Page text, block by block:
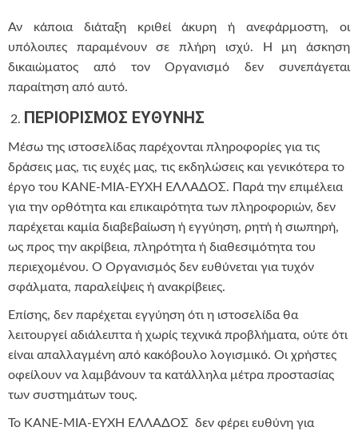
Αν κάποια διάταξη κριθεί άκυρη ή ανεφάρμοστη, οι
υπόλοιπες παραμένουν σε πλήρη ισχύ. Η μη άσκηση
δικαιώματος από τον Οργανισμό δεν συνεπάγεται
παραίτηση από αυτό.
ΠΕΡΙΟΡΙΣΜΟΣ ΕΥΘΥΝΗΣ
Μέσω της ιστοσελίδας παρέχονται πληροφορίες για τις
δράσεις μας, τις ευχές μας, τις εκδηλώσεις και γενικότερα το
έργο του ΚΑΝΕ-ΜΙΑ-ΕΥΧΗ ΕΛΛΑΔΟΣ. Παρά την επιμέλεια
για την ορθότητα και επικαιρότητα των πληροφοριών, δεν
παρέχεται καμία διαβεβαίωση ή εγγύηση, ρητή ή σιωπηρή,
ως προς την ακρίβεια, πληρότητα ή διαθεσιμότητα του
περιεχομένου. Ο Οργανισμός δεν ευθύνεται για τυχόν
σφάλματα, παραλείψεις ή ανακρίβειες.
Επίσης, δεν παρέχεται εγγύηση ότι η ιστοσελίδα θα
λειτουργεί αδιάλειπτα ή χωρίς τεχνικά προβλήματα, ούτε ότι
είναι απαλλαγμένη από κακόβουλο λογισμικό. Οι χρήστες
οφείλουν να λαμβάνουν τα κατάλληλα μέτρα προστασίας
των συστημάτων τους.
Το ΚΑΝΕ-ΜΙΑ-ΕΥΧΗ ΕΛΛΑΔΟΣ δεν φέρει ευθύνη για